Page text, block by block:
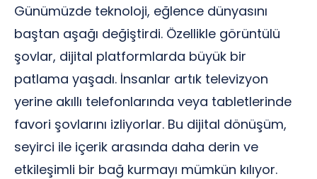
Günümüzde teknoloji, eğlence dünyasını
baştan aşağı değiştirdi. Özellikle görüntülü
şovlar, dijital platformlarda büyük bir
patlama yaşadı. İnsanlar artık televizyon
yerine akıllı telefonlarında veya tabletlerinde
favori şovlarını izliyorlar. Bu dijital dönüşüm,
seyirci ile içerik arasında daha derin ve
etkileşimli bir bağ kurmayı mümkün kılıyor.